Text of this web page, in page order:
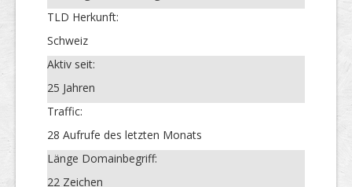
TLD Herkunft:
Schweiz
Aktiv seit:
25 Jahren
Traffic:
28 Aufrufe des letzten Monats
Länge Domainbegriff:
22 Zeichen